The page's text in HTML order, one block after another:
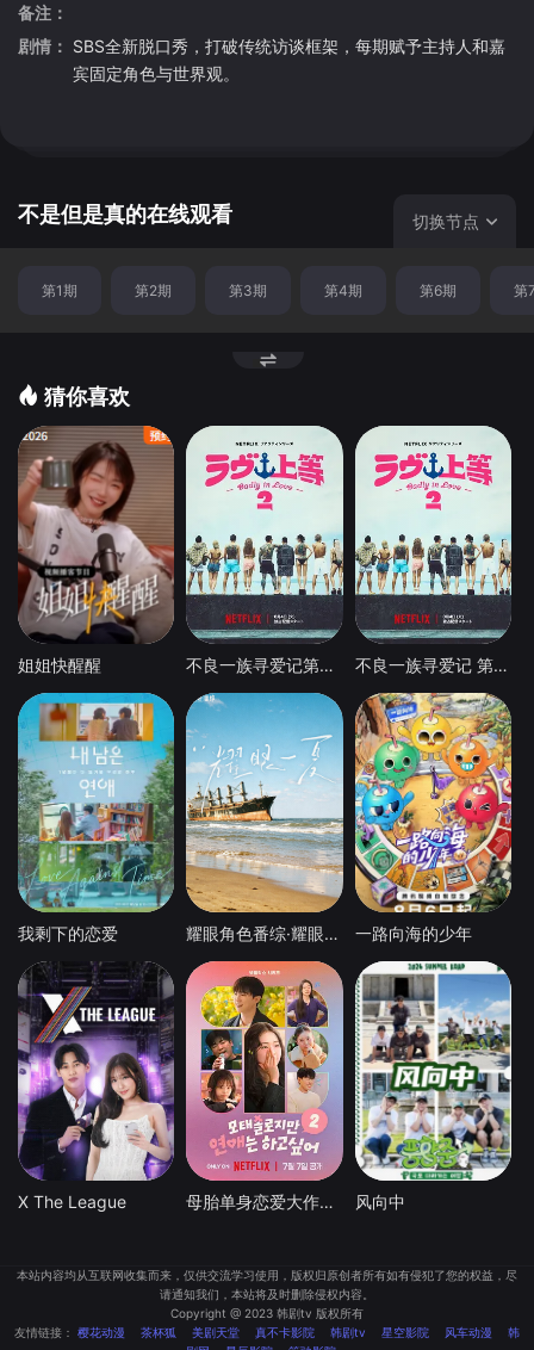
备注：
剧情： SBS全新脱口秀，打破传统访谈框架，每期赋予主持人和嘉
宾固定角色与世界观。
不是但是真的在线观看 切换节点
第1期 第2期 第3期 第4期 第6期 第
猜你喜欢
姐姐快醒醒 不良一族寻爱记第二季 不良一族寻爱记 第二季
我剩下的恋爱 耀眼角色番综·耀眼一夏 一路向海的少年
X The League 母胎单身恋爱大作战2（节目售后） 风向中
本站内容均从互联网收集而来，仅供交流学习使用，版权归原创者所有如有侵犯了您的权益，尽
请通知我们，本站将及时删除侵权内容。
Copyright @ 2023 韩剧tv 版权所有
友情链接： 樱花动漫 茶杯狐 美剧天堂 真不卡影院 韩剧tv 星空影院 风车动漫
韩